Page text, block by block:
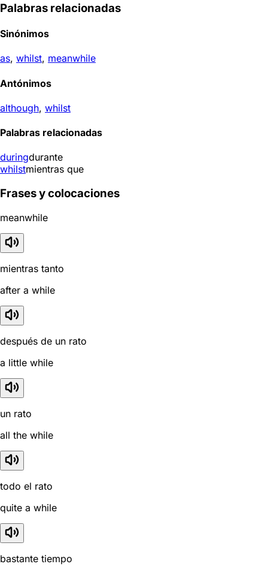
Palabras relacionadas
Sinónimos
as, whilst, meanwhile
Antónimos
although, whilst
Palabras relacionadas
duringdurante
whilstmientras que
Frases y colocaciones
meanwhile
mientras tanto
after a while
después de un rato
a little while
un rato
all the while
todo el rato
quite a while
bastante tiempo